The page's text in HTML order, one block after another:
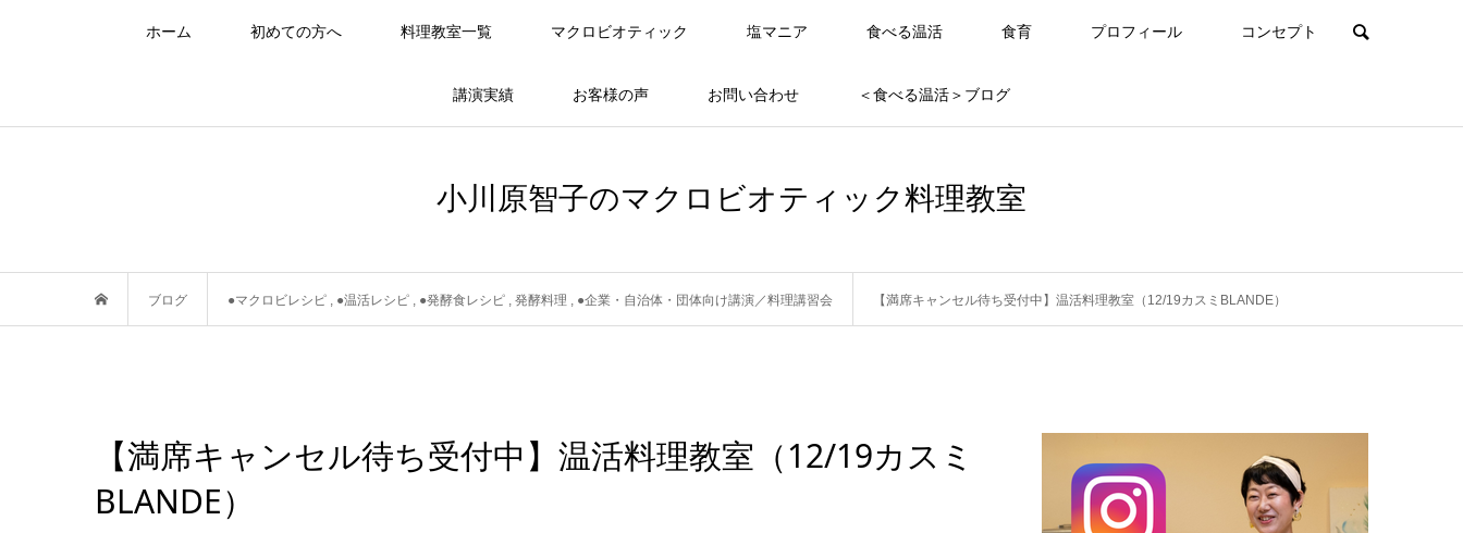
ホーム 初めての方へ 料理教室一覧 マクロビオティック 塩マニア 食べる温活 食育 プロフィール コンセプト
講演実績 お客様の声 お問い合わせ ＜食べる温活＞ブログ
小川原智子のマクロビオティック料理教室
ブログ ●マクロビレシピ , ●温活レシピ , ●発酵食レシピ , 発酵料理 , ●企業・自治体・団体向け講演／料理講習会 【満席キャンセル待ち受付中】温活料理教室（12/19カスミBLANDE）
【満席キャンセル待ち受付中】温活料理教室（12/19カスミ
BLANDE）